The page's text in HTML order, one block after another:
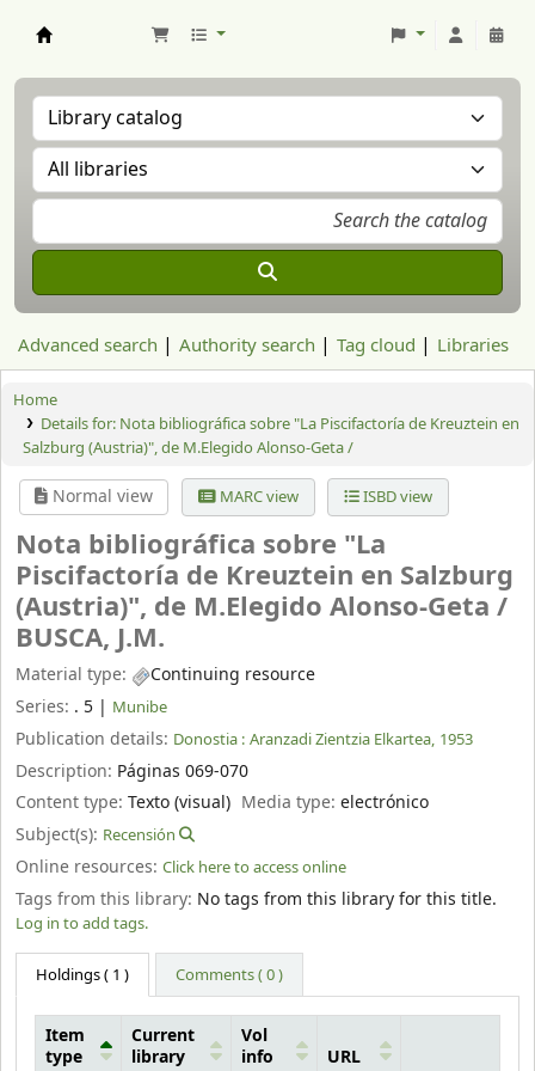
Advanced search Authority search Tag cloud Libraries
Home
Details for: Nota bibliográfica sobre "La Piscifactoría de Kreuztein en
Salzburg (Austria)", de M.Elegido Alonso-Geta /
Normal view MARC view ISBD view
Nota bibliográfica sobre "La
Piscifactoría de Kreuztein en Salzburg
(Austria)", de M.Elegido Alonso-Geta /
BUSCA, J.M.
Material type:
Continuing resource
Series: . 5 | Munibe
Publication details: Donostia : Aranzadi Zientzia Elkartea, 1953
Description: Páginas 069-070
Content type: Texto (visual) Media type:electrónico
Subject(s): Recensión
Online resources: Click here to access online
Tags from this library: No tags from this library for this title.
Log in to add tags.
Holdings( 1 ) Comments ( 0 )
Item
type
Current
library
Vol
info
URL